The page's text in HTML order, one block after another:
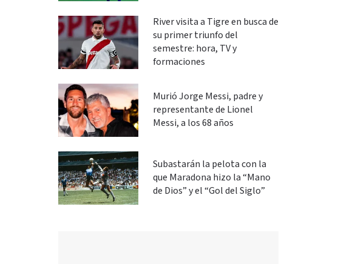
River visita a Tigre en busca de
su primer triunfo del
semestre: hora, TV y
formaciones
Murió Jorge Messi, padre y
representante de Lionel
Messi, a los 68 años
Subastarán la pelota con la
que Maradona hizo la “Mano
de Dios” y el “Gol del Siglo”